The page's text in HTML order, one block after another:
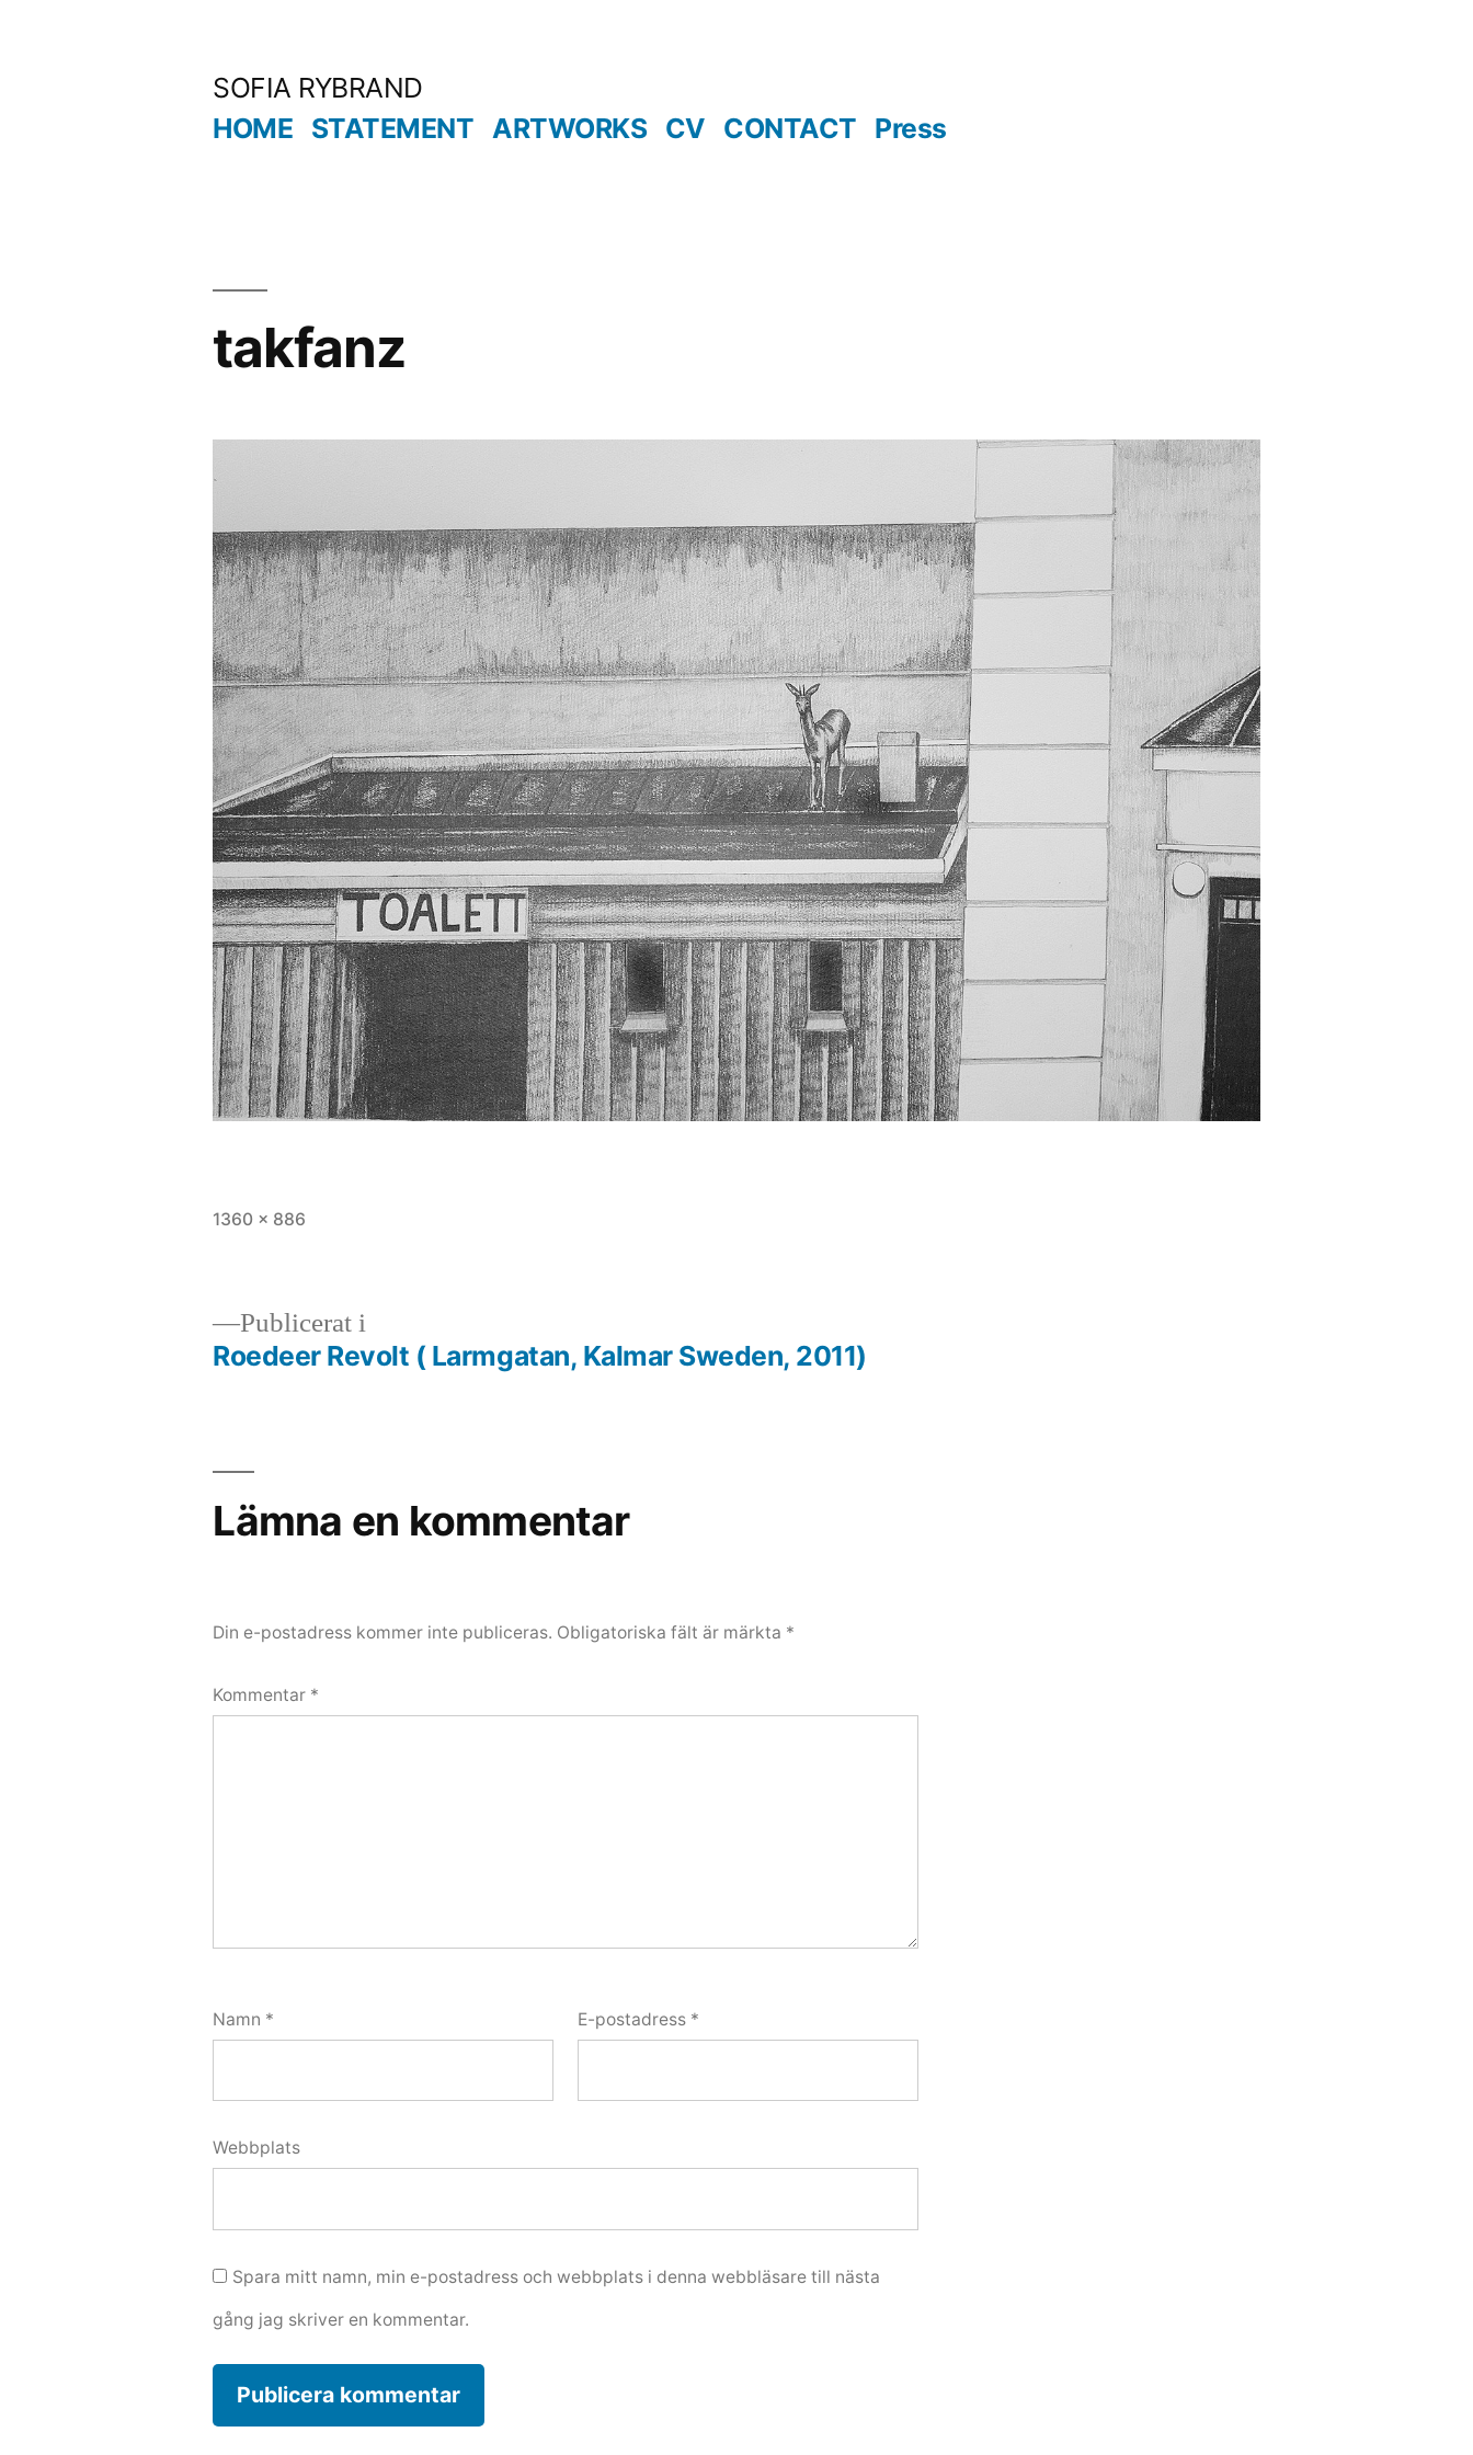
SOFIA RYBRAND
HOME STATEMENT ARTWORKS CV CONTACT Press
takfanz
Full
1360 × 886
Inläggsnavigering
Publicerat i
Roedeer Revolt ( Larmgatan, Kalmar Sweden, 2011)
Lämna en kommentar
Din e-postadress kommer inte publiceras. Obligatoriska fält är märkta *
Kommentar *
Namn * E-postadress *
Webbplats
Spara mitt namn, min e-postadress och webbplats i denna webbläsare till nästa
gång jag skriver en kommentar.